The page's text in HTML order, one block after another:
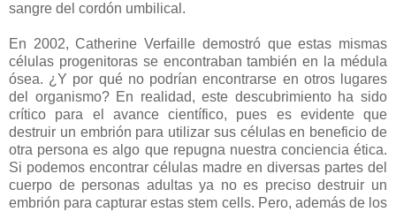
sangre del cordón umbilical.
En 2002, Catherine Verfaille demostró que estas mismas
células progenitoras se encontraban también en la médula
ósea. ¿Y por qué no podrían encontrarse en otros lugares
del organismo? En realidad, este descubrimiento ha sido
crítico para el avance científico, pues es evidente que
destruir un embrión para utilizar sus células en beneficio de
otra persona es algo que repugna nuestra conciencia ética.
Si podemos encontrar células madre en diversas partes del
cuerpo de personas adultas ya no es preciso destruir un
embrión para capturar estas stem cells. Pero, además de los